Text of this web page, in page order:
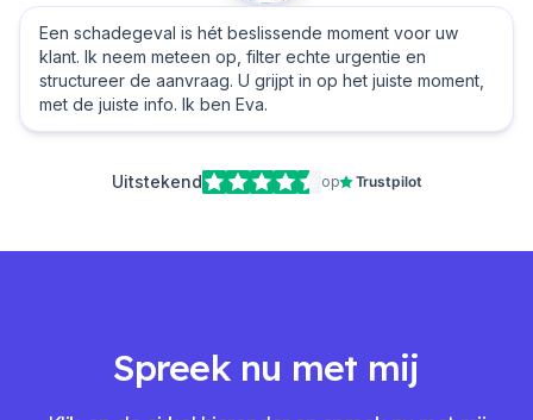
Een schadegeval is hét beslissende moment voor uw
klant. Ik neem meteen op, filter echte urgentie en
structureer de aanvraag. U grijpt in op het juiste moment,
met de juiste info. Ik ben Eva.
Uitstekend op Trustpilot
Spreek nu met mij